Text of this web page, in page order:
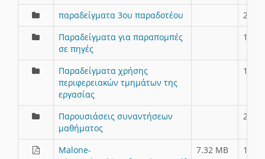
παραδείγματα 3ου παραδοτέου
27/4/
Παραδείγματα για παραπομπές
σε πηγές
11/5/
Παραδείγματα χρήσης
περιφερειακών τμημάτων της
εργασίας
11/5/
Παρουσιάσεις συναντήσεων
μαθήματος
29/4/
Malone-
7.32 MB 12/3/